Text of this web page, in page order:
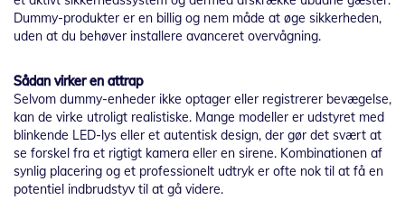
Dummy-produkter er en billig og nem måde at øge sikkerheden,
uden at du behøver installere avanceret overvågning.
Sådan virker en attrap
Selvom dummy-enheder ikke optager eller registrerer bevægelse,
kan de virke utroligt realistiske. Mange modeller er udstyret med
blinkende LED-lys eller et autentisk design, der gør det svært at
se forskel fra et rigtigt kamera eller en sirene. Kombinationen af
synlig placering og et professionelt udtryk er ofte nok til at få en
potentiel indbrudstyv til at gå videre.